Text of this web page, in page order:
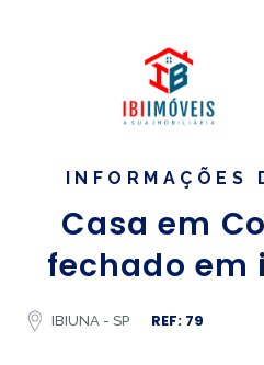
INFORMAÇÕES
Casa em
fechado em
IBIUNA - SP REF: 79